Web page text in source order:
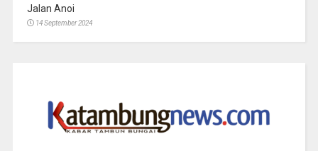
Jalan Anoi
14 September 2024